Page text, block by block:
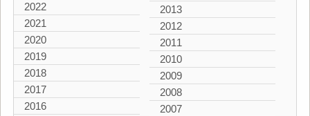
2022
2021
2020
2019
2018
2017
2016
2013
2012
2011
2010
2009
2008
2007